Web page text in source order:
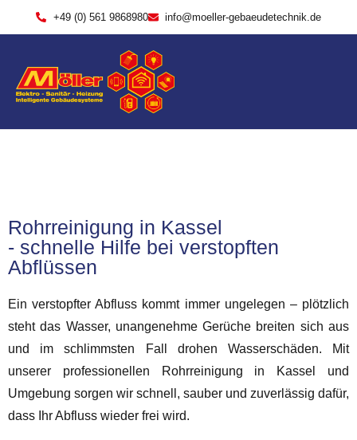
+49 (0) 561 9868980 info@moeller-gebaeudetechnik.de
Rohrreinigung in Kassel
- schnelle Hilfe bei verstopften
Abflüssen
Ein verstopfter Abfluss kommt immer ungelegen – plötzlich
steht das Wasser, unangenehme Gerüche breiten sich aus
und im schlimmsten Fall drohen Wasserschäden. Mit
unserer professionellen Rohrreinigung in Kassel und
Umgebung sorgen wir schnell, sauber und zuverlässig dafür,
dass Ihr Abfluss wieder frei wird.